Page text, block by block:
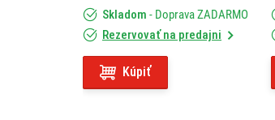
AKÉ SÚ
všetko si môžete vybrať?
38S TL F/R
Skladom - Doprava ZADARMO
Rezervovať na predajni
Kúpiť